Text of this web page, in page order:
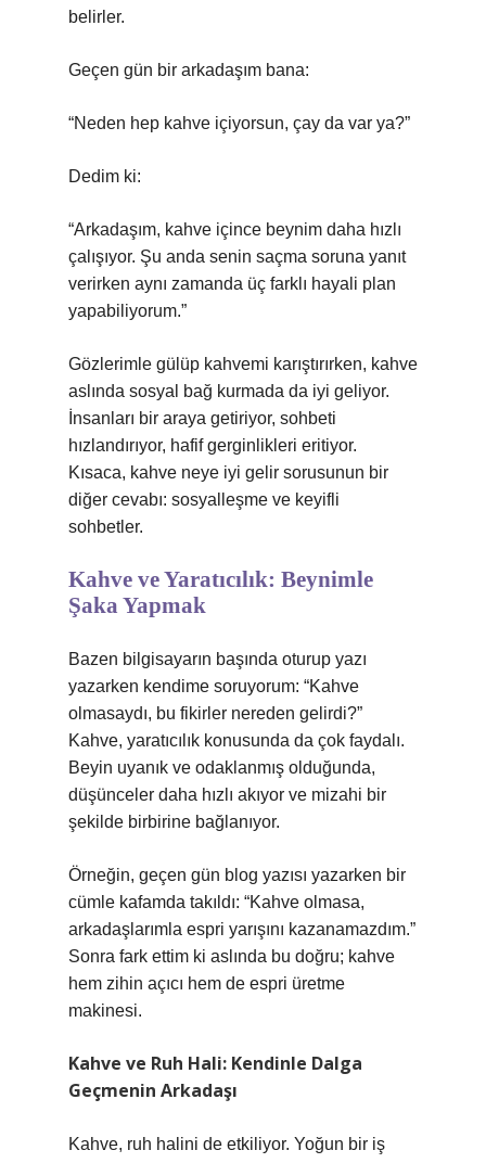
belirler.
Geçen gün bir arkadaşım bana:
“Neden hep kahve içiyorsun, çay da var ya?”
Dedim ki:
“Arkadaşım, kahve içince beynim daha hızlı
çalışıyor. Şu anda senin saçma soruna yanıt
verirken aynı zamanda üç farklı hayali plan
yapabiliyorum.”
Gözlerimle gülüp kahvemi karıştırırken, kahve
aslında sosyal bağ kurmada da iyi geliyor.
İnsanları bir araya getiriyor, sohbeti
hızlandırıyor, hafif gerginlikleri eritiyor.
Kısaca, kahve neye iyi gelir sorusunun bir
diğer cevabı: sosyalleşme ve keyifli
sohbetler.
Kahve ve Yaratıcılık: Beynimle
Şaka Yapmak
Bazen bilgisayarın başında oturup yazı
yazarken kendime soruyorum: “Kahve
olmasaydı, bu fikirler nereden gelirdi?”
Kahve, yaratıcılık konusunda da çok faydalı.
Beyin uyanık ve odaklanmış olduğunda,
düşünceler daha hızlı akıyor ve mizahi bir
şekilde birbirine bağlanıyor.
Örneğin, geçen gün blog yazısı yazarken bir
cümle kafamda takıldı: “Kahve olmasa,
arkadaşlarımla espri yarışını kazanamazdım.”
Sonra fark ettim ki aslında bu doğru; kahve
hem zihin açıcı hem de espri üretme
makinesi.
Kahve ve Ruh Hali: Kendinle Dalga
Geçmenin Arkadaşı
Kahve, ruh halini de etkiliyor. Yoğun bir iş